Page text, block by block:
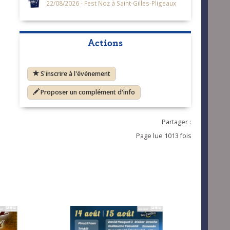
22/08/2026 - Fest Noz à Saint-Gilles-Pligeaux
Actions
S'inscrire à l'événement
Proposer un complément d'info
Partager :
Page lue 1013 fois